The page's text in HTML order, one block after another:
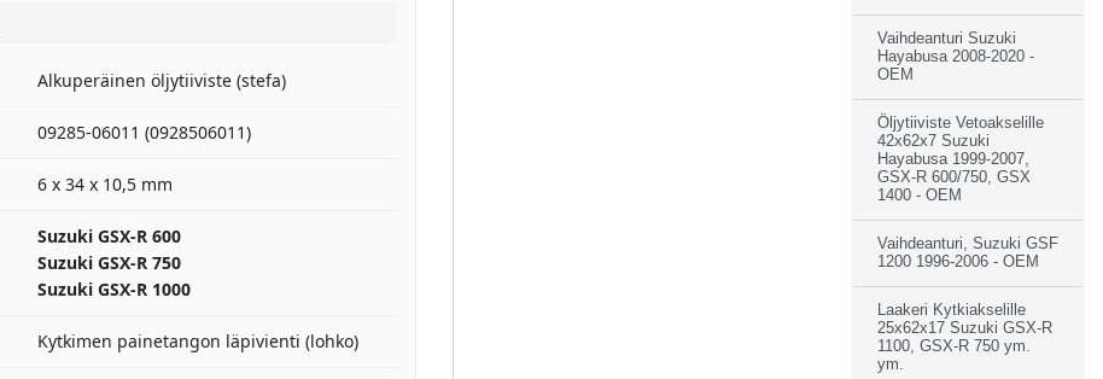
Alkuperäinen öljytiiviste (stefa)
09285-06011 (0928506011)
6 x 34 x 10,5 mm
Suzuki GSX-R 600
Suzuki GSX-R 750
Suzuki GSX-R 1000
Kytkimen painetangon läpivienti (lohko)
Vaihdeanturi Suzuki
Hayabusa 2008-2020 -
OEM
Öljytiiviste Vetoakselille
42x62x7 Suzuki
Hayabusa 1999-2007,
GSX-R 600/750, GSX
1400 - OEM
Vaihdeanturi, Suzuki GSF
1200 1996-2006 - OEM
Laakeri Kytkiakselille
25x62x17 Suzuki GSX-R
1100, GSX-R 750 ym.
ym.